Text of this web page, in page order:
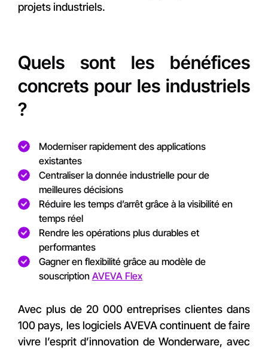
projets industriels.
Quels sont les bénéfices
concrets pour les industriels
?
Moderniser rapidement des applications
existantes
Centraliser la donnée industrielle pour de
meilleures décisions
Réduire les temps d’arrêt grâce à la visibilité en
temps réel
Rendre les opérations plus durables et
performantes
Gagner en flexibilité grâce au modèle de
souscription AVEVA Flex
Avec plus de 20 000 entreprises clientes dans
100 pays, les logiciels AVEVA continuent de faire
vivre l’esprit d’innovation de Wonderware, avec